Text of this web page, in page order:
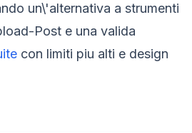
un\'alternativa a strumenti
Post e una valida
con limiti piu alti e design